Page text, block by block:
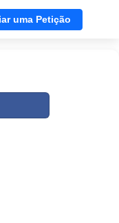
uma Petição